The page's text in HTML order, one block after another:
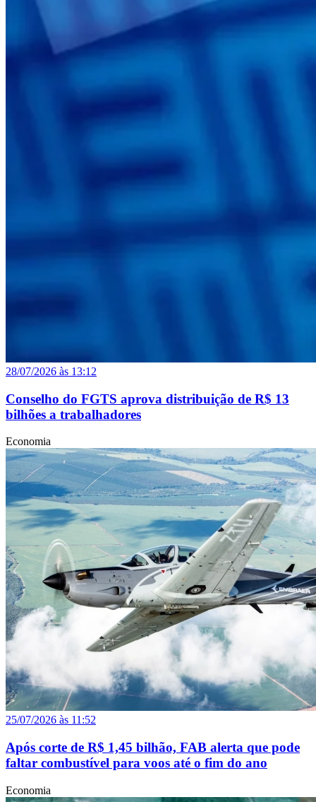
28/07/2026 às 13:12
Conselho do FGTS aprova distribuição de R$ 13
bilhões a trabalhadores
Economia
25/07/2026 às 11:52
Após corte de R$ 1,45 bilhão, FAB alerta que pode
faltar combustível para voos até o fim do ano
Economia